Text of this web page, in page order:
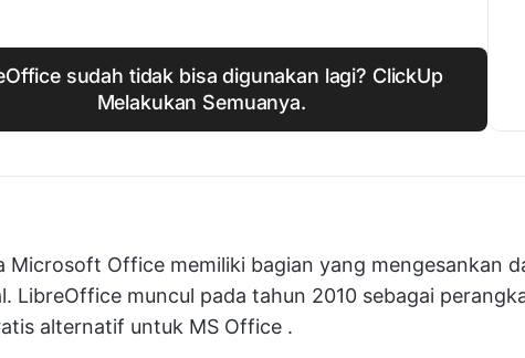
sudah tidak bisa digunakan lagi? ClickUp
Melakukan Semuanya.
Microsoft Office memiliki bagian yang mengesankan
LibreOffice muncul pada tahun 2010 sebagai
alternatif untuk MS Office .